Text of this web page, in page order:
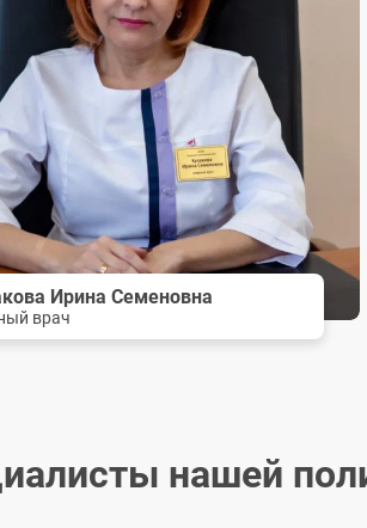
Ирина Семеновна
врач
нашей